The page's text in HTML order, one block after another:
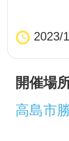
2023/
開催場
高島市